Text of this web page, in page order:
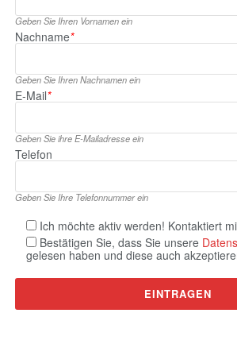
Geben Sie Ihren Vornamen ein
Nachname*
Geben Sie Ihren Nachnamen ein
E‑Mail*
Geben Sie ihre E‑Mailadresse ein
Telefon
Geben Sie Ihre Telefonnummer ein
Ich möchte aktiv werden! Kontaktiert
Bestätigen Sie, dass Sie unsere
gelesen haben und diese auch